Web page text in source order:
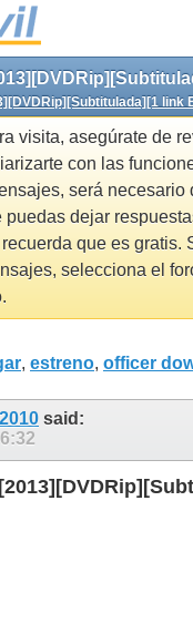
link
visita, asegúrate de
con las
será necesario
puedas dejar
que es gratis.
selecciona el
, estreno, officer
said: